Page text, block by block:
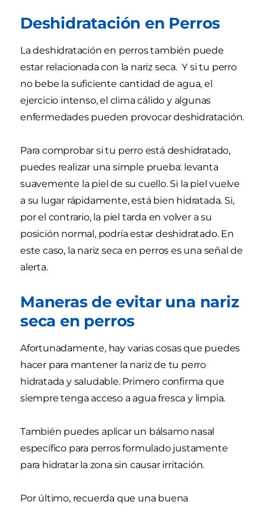
Deshidratación en Perros
La deshidratación en perros también puede
estar relacionada con la nariz seca. Y si tu perro
no bebe la suficiente cantidad de agua, el
ejercicio intenso, el clima cálido y algunas
enfermedades pueden provocar deshidratación.
Para comprobar si tu perro está deshidratado,
puedes realizar una simple prueba: levanta
suavemente la piel de su cuello. Si la piel vuelve
a su lugar rápidamente, está bien hidratada. Si,
por el contrario, la piel tarda en volver a su
posición normal, podría estar deshidratado. En
este caso, la nariz seca en perros es una señal de
alerta.
Maneras de evitar una nariz
seca en perros
Afortunadamente, hay varias cosas que puedes
hacer para mantener la nariz de tu perro
hidratada y saludable. Primero confirma que
siempre tenga acceso a agua fresca y limpia.
También puedes aplicar un bálsamo nasal
específico para perros formulado justamente
para hidratar la zona sin causar irritación.
Por último, recuerda que una buena